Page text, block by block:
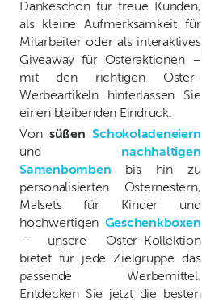
Dankeschön für treue Kunden,
als kleine Aufmerksamkeit für
Mitarbeiter oder als interaktives
Giveaway für Osteraktionen –
mit den richtigen Oster-
Werbeartikeln hinterlassen Sie
einen bleibenden Eindruck.
Von süßenSchokoladeneiern
und nachhaltigen
Samenbomben bis hin zu
personalisierten Osternestern,
Malsets für Kinder und
hochwertigen Geschenkboxen
– unsere Oster-Kollektion
bietet für jede Zielgruppe das
passende Werbemittel.
Entdecken Sie jetzt die besten